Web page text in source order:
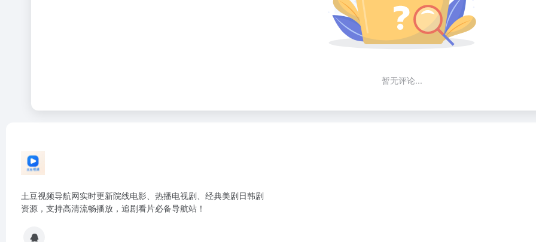
暂无评论...
土豆视频导航网实时更新院线电影、热播电视剧、经典美剧日韩剧
资源，支持高清流畅播放，追剧看片必备导航站！